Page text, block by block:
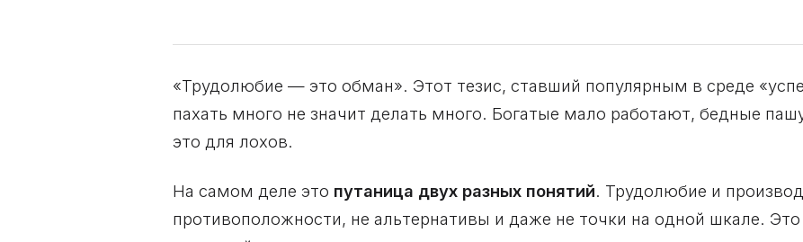
«Трудолюбие — это обман». Этот тезис, ставший популярным в среде
пахать много не значит делать много. Богатые мало работают, бедные
это для лохов.
На самом деле это путаница двух разных понятий. Трудолюбие и
противоположности, не альтернативы и даже не точки на одной шкале. Это